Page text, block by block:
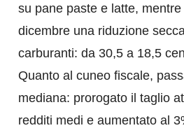
su pane paste e latte,
dicembre una riduzione
carburanti: da 30,5 a 18,5
Quanto al cuneo fiscale,
mediana: prorogato il taglio
redditi medi e aumentato al